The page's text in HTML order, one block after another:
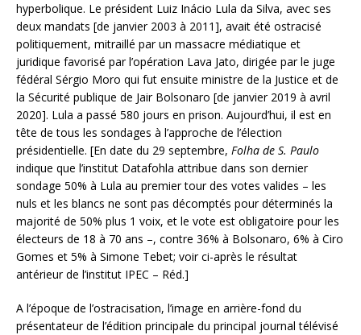
hyperbolique. Le président Luiz Inácio Lula da Silva, avec ses
deux mandats [de janvier 2003 à 2011], avait été ostracisé
politiquement, mitraillé par un massacre médiatique et
juridique favorisé par l’opération Lava Jato, dirigée par le juge
fédéral Sérgio Moro qui fut ensuite ministre de la Justice et de
la Sécurité publique de Jair Bolsonaro [de janvier 2019 à avril
2020]. Lula a passé 580 jours en prison. Aujourd’hui, il est en
tête de tous les sondages à l’approche de l’élection
présidentielle. [En date du 29 septembre, Folha de S. Paulo
indique que l’institut Datafohla attribue dans son dernier
sondage 50% à Lula au premier tour des votes valides – les
nuls et les blancs ne sont pas décomptés pour déterminés la
majorité de 50% plus 1 voix, et le vote est obligatoire pour les
électeurs de 18 à 70 ans –, contre 36% à Bolsonaro, 6% à Ciro
Gomes et 5% à Simone Tebet; voir ci-après le résultat
antérieur de l’institut IPEC – Réd.]
A l’époque de l’ostracisation, l’image en arrière-fond du
présentateur de l’édition principale du principal journal télévisé